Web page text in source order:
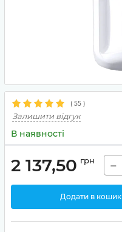
( 55 )
Залишити відгук
В наявності
2 137,50 грн −
Додати в кошик